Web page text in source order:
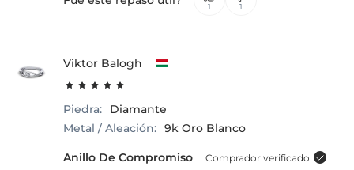
1 1
Viktor Balogh
Piedra:
Diamante
Metal / Aleación: 9k Oro Blanco
Anillo De Compromiso Comprador verificado